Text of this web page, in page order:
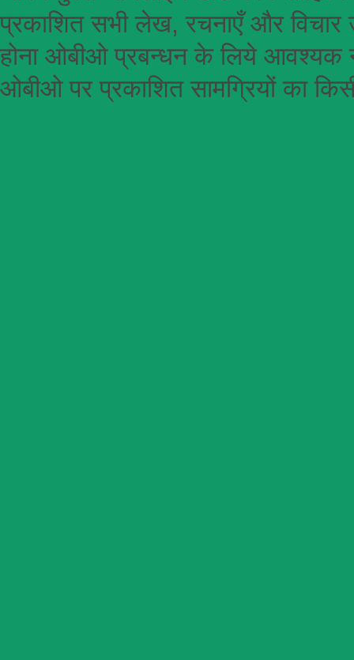
प्रकाशित सभी लेख, रचनाएँ और विचार
होना ओबीओप्रबन्धन के लिये आवश्यक
ओबीओ पर प्रकाशित सामग्रियों का